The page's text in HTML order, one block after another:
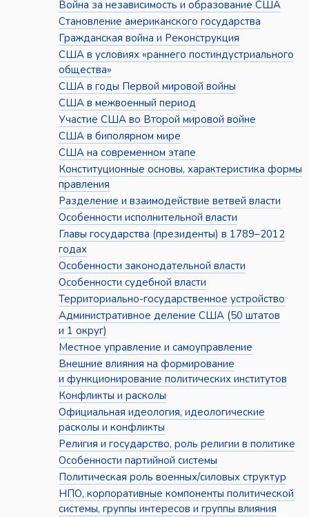
Война за независимость и образование США
Становление американского государства
Гражданская война и Реконструкция
США в условиях «раннего постиндустриального
общества»
США в годы Первой мировой войны
США в межвоенный период
Участие США во Второй мировой войне
США в биполярном мире
США на современном этапе
Конституционные основы, характеристика формы
правления
Разделение и взаимодействие ветвей власти
Особенности исполнительной власти
Главы государства (президенты) в 1789–2012
годах
Особенности законодательной власти
Особенности судебной власти
Территориально-государственное устройство
Административное деление США (50 штатов
и 1 округ)
Местное управление и самоуправление
Внешние влияния на формирование
и функционирование политических институтов
Конфликты и расколы
Официальная идеология, идеологические
расколы и конфликты
Религия и государство, роль религии в политике
Особенности партийной системы
Политическая роль военных/силовых структур
НПО, корпоративные компоненты политической
системы, группы интересов и группы влияния